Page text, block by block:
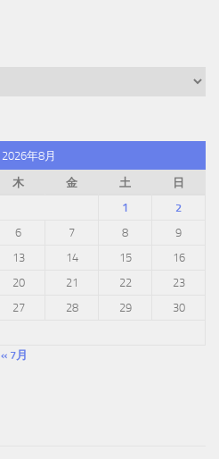
2026年8月
木 金 土
日
1
2
6 7 8
9
13 14 15
16
20 21 22
23
27 28 29
30
« 7月